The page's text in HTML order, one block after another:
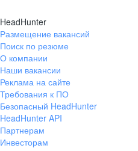
HeadHunter
Размещение вакансий
Поиск по резюме
О компании
Наши вакансии
Реклама на сайте
Требования к ПО
Безопасный HeadHunter
HeadHunter API
Партнерам
Инвесторам